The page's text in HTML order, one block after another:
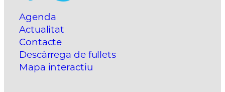
Agenda
Actualitat
Contacte
Descàrrega de fullets
Mapa interactiu